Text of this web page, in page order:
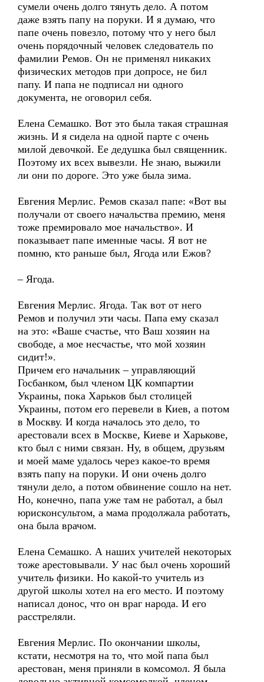
сумели очень долго тянуть дело. А потом
даже взять папу на поруки. И я думаю, что
папе очень повезло, потому что у него был
очень порядочный человек следователь по
фамилии Ремов. Он не применял никаких
физических методов при допросе, не бил
папу. И папа не подписал ни одного
документа, не оговорил себя.
Елена Семашко. Вот это была такая страшная
жизнь. И я сидела на одной парте с очень
милой девочкой. Ее дедушка был священник.
Поэтому их всех вывезли. Не знаю, выжили
ли они по дороге. Это уже была зима.
Евгения Мерлис. Ремов сказал папе: «Вот вы
получали от своего начальства премию, меня
тоже премировало мое начальство». И
показывает папе именные часы. Я вот не
помню, кто раньше был, Ягода или Ежов?
– Ягода.
Евгения Мерлис. Ягода. Так вот от него
Ремов и получил эти часы. Папа ему сказал
на это: «Ваше счастье, что Ваш хозяин на
свободе, а мое несчастье, что мой хозяин
сидит!».
Причем его начальник – управляющий
Госбанком, был членом ЦК компартии
Украины, пока Харьков был столицей
Украины, потом его перевели в Киев, а потом
в Москву. И когда началось это дело, то
арестовали всех в Москве, Киеве и Харькове,
кто был с ними связан. Ну, в общем, друзьям
и моей маме удалось через какое-то время
взять папу на поруки. И они очень долго
тянули дело, а потом обвинение сошло на нет.
Но, конечно, папа уже там не работал, а был
юрисконсультом, а мама продолжала работать,
она была врачом.
Елена Семашко. А наших учителей некоторых
тоже арестовывали. У нас был очень хороший
учитель физики. Но какой-то учитель из
другой школы хотел на его место. И поэтому
написал донос, что он враг народа. И его
расстреляли.
Евгения Мерлис. По окончании школы,
кстати, несмотря на то, что мой папа был
арестован, меня приняли в комсомол. Я была